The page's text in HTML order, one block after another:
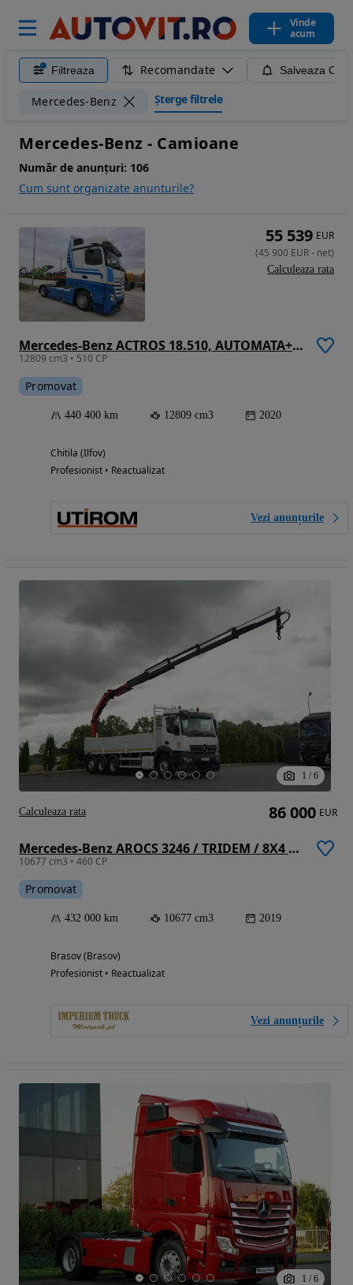
Vinde
acum
Filtreaza Recomandate Salveaza
Mercedes-Benz Șterge filtrele
Mercedes-Benz - Camioane
Număr de anunțuri: 106
Cum sunt organizate anunturile?
Mercedes-Benz ACTROS 18.510, AUTOMATA+RETARDER 5 trepte, SA CUPLARE REGLABILA la 1,15m si 0,9m, 2 rezervoare cumulat 680l, Spoilere cabina si sasiu, Camere in loc de oglinzi, Navigatie, Frigider, rulat in GERMANIA, posibil leasing 4 ani, PROMOTIE 45.900 EUR+tva
12809 cm3 • 510 CP
Promovat
440 400 km 12809 cm3 2020
Chitila (Ilfov)
Profesionist • Reactualizat
Vezi anunțurile
55 539 EUR
(45 900 EUR- net)
Calculeaza rata
1 / 6
Mercedes-Benz AROCS 3246 / TRIDEM / 8X4 / LIVRARE - 7,3 M / PODEA REZISTENTĂ / Cuplaj PALFINGER PK 22 002 / Rază de acțiune: 14,5 / FURCĂ PENTRU PALEȚI /
10677 cm3 • 460 CP
Promovat
432 000 km 10677 cm3 2019
Brasov (Brasov)
Profesionist • Reactualizat
Vezi anunțurile
86 000 EUR
Calculeaza rata
1 / 6